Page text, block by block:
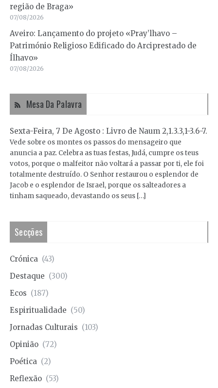
região de Braga»
07/08/2026
Aveiro: Lançamento do projeto «Pray’lhavo –
Património Religioso Edificado do Arciprestado de
Ílhavo»
07/08/2026
Mesa Da Palavra
Sexta-Feira, 7 De Agosto : Livro de Naum 2,1.3.3,1-3.6-7.
Vede sobre os montes os passos do mensageiro que
anuncia a paz. Celebra as tuas festas, Judá, cumpre os teus
votos, porque o malfeitor não voltará a passar por ti, ele foi
totalmente destruído. O Senhor restaurou o esplendor de
Jacob e o esplendor de Israel, porque os salteadores a
tinham saqueado, devastando os seus […]
Secções
Crónica (43)
Destaque (300)
Ecos (187)
Espiritualidade (50)
Jornadas Culturais (103)
Opinião (72)
Poética (2)
Reflexão (53)